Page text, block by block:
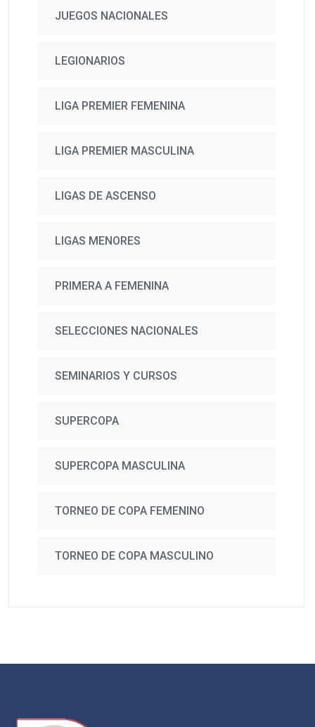
JUEGOS NACIONALES
LEGIONARIOS
LIGA PREMIER FEMENINA
LIGA PREMIER MASCULINA
LIGAS DE ASCENSO
LIGAS MENORES
PRIMERA A FEMENINA
SELECCIONES NACIONALES
SEMINARIOS Y CURSOS
SUPERCOPA
SUPERCOPA MASCULINA
TORNEO DE COPA FEMENINO
TORNEO DE COPA MASCULINO